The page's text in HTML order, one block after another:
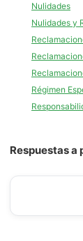
Nulidades
Nulidades y
Régimen
Respuestas